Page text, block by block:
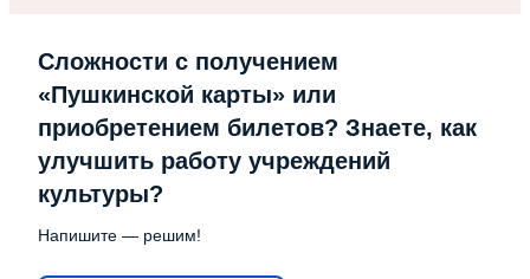
Сложности с получением
«Пушкинской карты» или
приобретением билетов? Знаете, как
улучшить работу учреждений
культуры?
Напишите — решим!